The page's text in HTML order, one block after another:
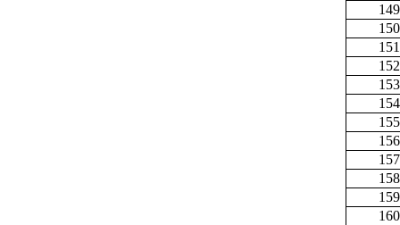
149
150
151
152
153
154
155
156
157
158
159
160